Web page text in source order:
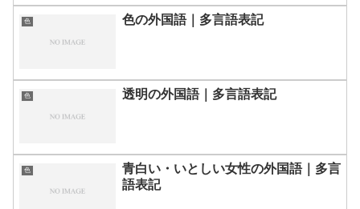
色 色の外国語｜多言語表記
色 透明の外国語｜多言語表記
色
青白い・いとしい女性の外国語｜多言
語表記